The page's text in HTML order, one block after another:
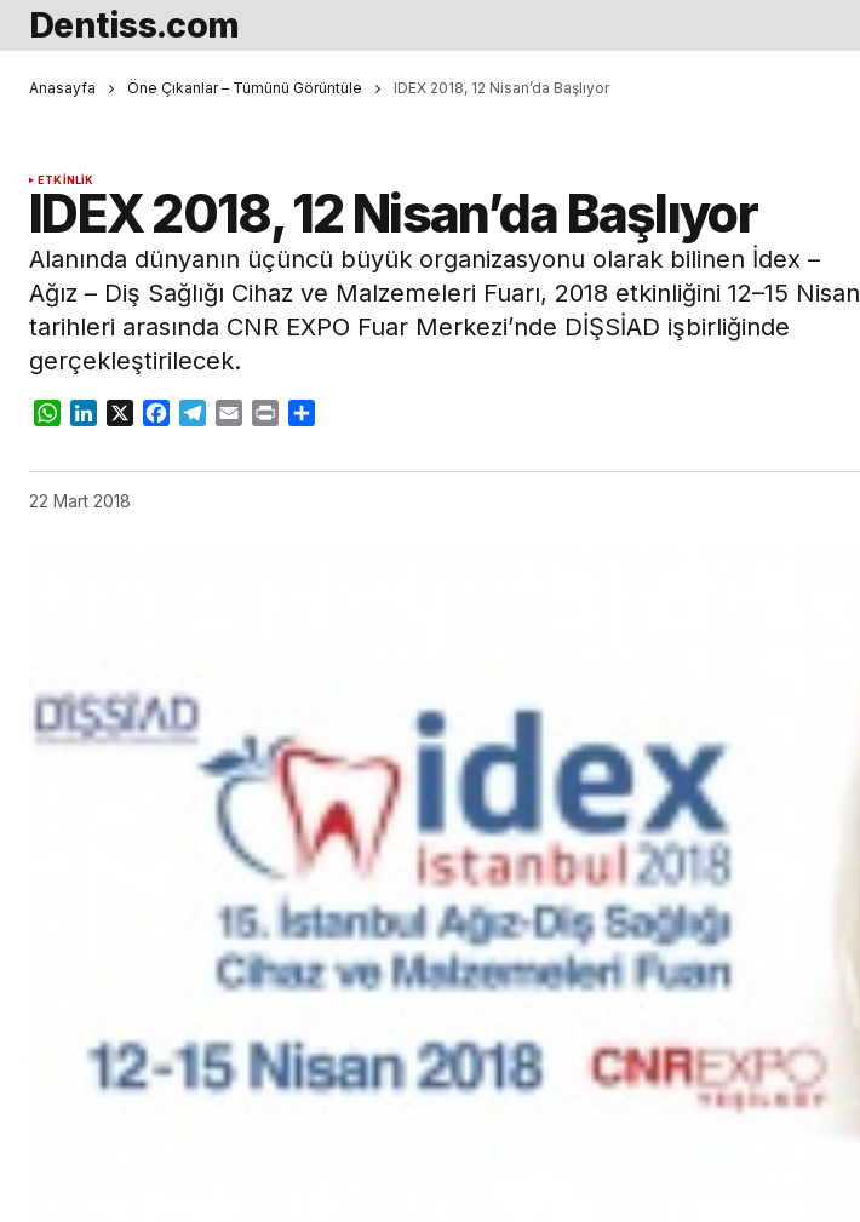
Dentiss.com
Anasayfa Öne Çıkanlar – Tümünü Görüntüle IDEX 2018, 12 Nisan’da Başlıyor
ETKINLIK
IDEX 2018, 12 Nisan’da Başlıyor
Alanında dünyanın üçüncü büyük organizasyonu olarak bilinen İdex –
Ağız – Diş Sağlığı Cihaz ve Malzemeleri Fuarı, 2018 etkinliğini 12–15 Nisan
tarihleri arasında CNR EXPO Fuar Merkezi’nde DİŞSİAD işbirliğinde
gerçekleştirilecek.
WhatsApp
LinkedIn
X Facebook
Telegram
Email Print
22 Mart 2018